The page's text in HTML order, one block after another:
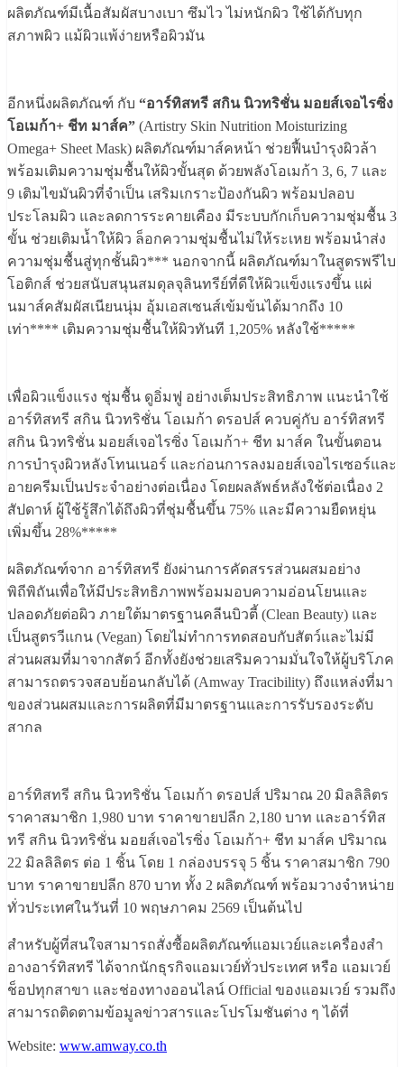
ผลิตภัณฑ์มีเนื้อสัมผัสบางเบา ซึมไว ไม่หนักผิว ใช้ได้กับทุก
สภาพผิว แม้ผิวแพ้ง่ายหรือผิวมัน
อีกหนึ่งผลิตภัณฑ์ กับ “อาร์ทิสทรี สกิน นิวทริชั่น มอยส์เจอไรซิ่ง
โอเมก้า+ ชีท มาส์ค” (Artistry Skin Nutrition Moisturizing
Omega+ Sheet Mask) ผลิตภัณฑ์มาส์คหน้า ช่วยฟื้นบำรุงผิวล้า
พร้อมเติมความชุ่มชื้นให้ผิวขั้นสุด ด้วยพลังโอเมก้า 3, 6, 7 และ
9 เติมไขมันผิวที่จำเป็น เสริมเกราะป้องกันผิว พร้อมปลอบ
ประโลมผิว และลดการระคายเคือง มีระบบกักเก็บความชุ่มชื้น 3
ขั้น ช่วยเติมน้ำให้ผิว ล็อกความชุ่มชื้นไม่ให้ระเหย พร้อมนำส่ง
ความชุ่มชื้นสู่ทุกชั้นผิว*** นอกจากนี้ ผลิตภัณฑ์มาในสูตรพรีไบ
โอติกส์ ช่วยสนับสนุนสมดุลจุลินทรีย์ที่ดีให้ผิวแข็งแรงขึ้น แผ่
นมาส์คสัมผัสเนียนนุ่ม อุ้มเอสเซนส์เข้มข้นได้มากถึง 10
เท่า**** เติมความชุ่มชื้นให้ผิวทันที 1,205% หลังใช้*****
เพื่อผิวแข็งแรง ชุ่มชื้น ดูอิ่มฟู อย่างเต็มประสิทธิภาพ แนะนำใช้
อาร์ทิสทรี สกิน นิวทริชั่น โอเมก้า ดรอปส์ ควบคู่กับ อาร์ทิสทรี
สกิน นิวทริชั่น มอยส์เจอไรซิ่ง โอเมก้า+ ชีท มาส์ค ในขั้นตอน
การบำรุงผิวหลังโทนเนอร์ และก่อนการลงมอยส์เจอไรเซอร์และ
อายครีมเป็นประจำอย่างต่อเนื่อง โดยผลลัพธ์หลังใช้ต่อเนื่อง 2
สัปดาห์ ผู้ใช้รู้สึกได้ถึงผิวที่ชุ่มชื้นขึ้น 75% และมีความยืดหยุ่น
เพิ่มขึ้น 28%*****
ผลิตภัณฑ์จาก อาร์ทิสทรี ยังผ่านการคัดสรรส่วนผสมอย่าง
พิถีพิถันเพื่อให้มีประสิทธิภาพพร้อมมอบความอ่อนโยนและ
ปลอดภัยต่อผิว ภายใต้มาตรฐานคลีนบิวตี้ (Clean Beauty) และ
เป็นสูตรวีแกน (Vegan) โดยไม่ทำการทดสอบกับสัตว์และไม่มี
ส่วนผสมที่มาจากสัตว์ อีกทั้งยังช่วยเสริมความมั่นใจให้ผู้บริโภค
สามารถตรวจสอบย้อนกลับได้ (Amway Tracibility) ถึงแหล่งที่มา
ของส่วนผสมและการผลิตที่มีมาตรฐานและการรับรองระดับ
สากล
อาร์ทิสทรี สกิน นิวทริชั่น โอเมก้า ดรอปส์ ปริมาณ 20 มิลลิลิตร
ราคาสมาชิก 1,980 บาท ราคาขายปลีก 2,180 บาท และอาร์ทิส
ทรี สกิน นิวทริชั่น มอยส์เจอไรซิ่ง โอเมก้า+ ชีท มาส์ค ปริมาณ
22 มิลลิลิตร ต่อ 1 ชิ้น โดย 1 กล่องบรรจุ 5 ชิ้น ราคาสมาชิก 790
บาท ราคาขายปลีก 870 บาท ทั้ง 2 ผลิตภัณฑ์ พร้อมวางจำหน่าย
ทั่วประเทศในวันที่ 10 พฤษภาคม 2569 เป็นต้นไป
สำหรับผู้ที่สนใจสามารถสั่งซื้อผลิตภัณฑ์แอมเวย์และเครื่องสำ
อางอาร์ทิสทรี ได้จากนักธุรกิจแอมเวย์ทั่วประเทศ หรือ แอมเวย์
ช็อปทุกสาขา และช่องทางออนไลน์ Official ของแอมเวย์ รวมถึง
สามารถติดตามข้อมูลข่าวสารและโปรโมชันต่าง ๆ ได้ที่
Website: www.amway.co.th